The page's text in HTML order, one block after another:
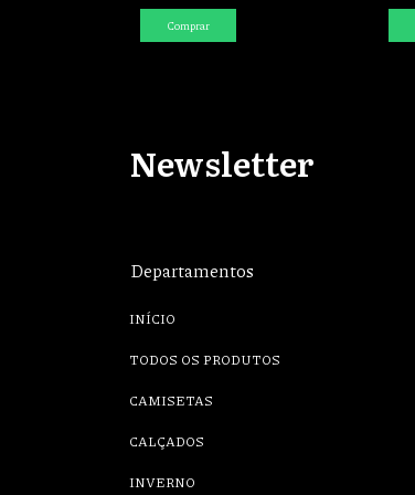
Comprar
Newsletter
Departamentos
INÍCIO
TODOS OS PRODUTOS
CAMISETAS
CALÇADOS
INVERNO